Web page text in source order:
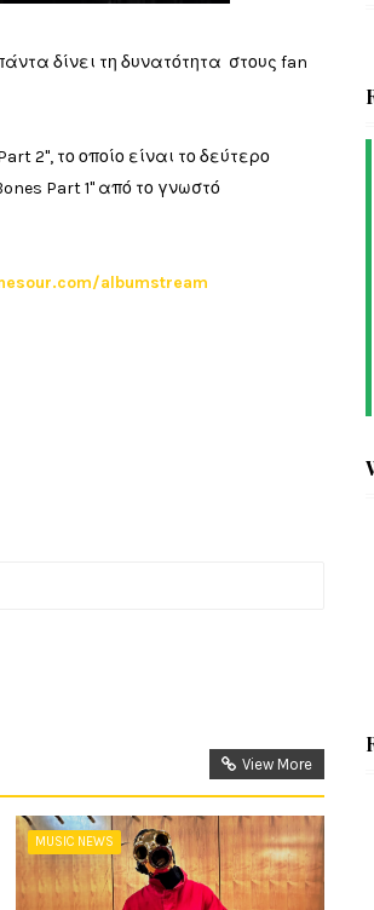
δίνει τη δυνατότητα στους fan
2", το οποίο είναι το δεύτερο
Part 1" από το γνωστό
albumstream
View More
MUSIC NEWS